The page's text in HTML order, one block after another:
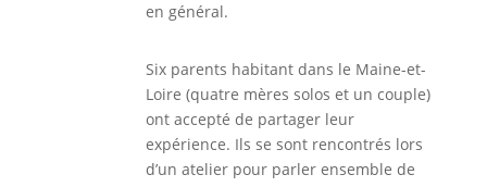
en général.
Six parents habitant dans le Maine-et-
Loire (quatre mères solos et un couple)
ont accepté de partager leur
expérience. Ils se sont rencontrés lors
d’un atelier pour parler ensemble de